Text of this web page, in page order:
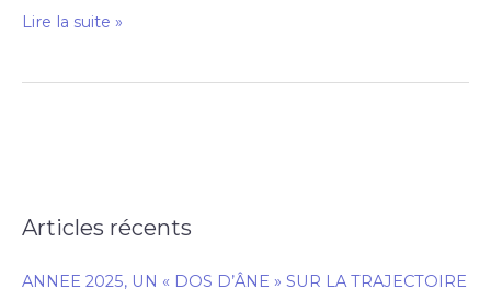
Lire la suite »
Articles récents
ANNEE 2025, UN « DOS D’ÂNE » SUR LA TRAJECTOIRE
R
c